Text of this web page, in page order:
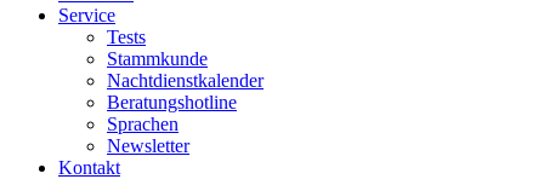
Service
Tests
Stammkunde
Nachtdienstkalender
Beratungshotline
Sprachen
Newsletter
Kontakt